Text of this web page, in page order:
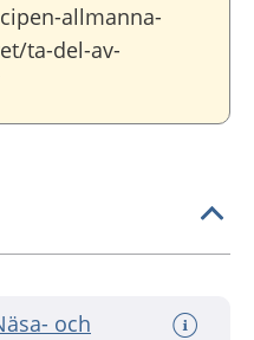
allmanna-
ta-del-av-
och